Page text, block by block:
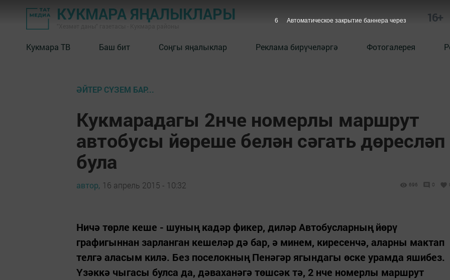
КУКМАРА ЯҢАЛЫКЛАРЫ 16+
Кукмара ТВ Баш бит Соңгы яңалыклар Реклама бирүчеләргә Фотогалерея
ӘЙТЕР СҮЗЕМ БАР...
Кукмарадагы 2нче номерлы маршрут
автобусы йөреше белән сәгать дөресләп
була
автор, 16 апрель 2015 - 10:32 696 0
Ничә төрле кеше - шуның кадәр фикер, диләр Автобусларның йөрү
графигыннан зарланган кешеләр дә бар, ә минем, киресенчә, аларны мактап
телгә аласым килә. Без поселокның Пенәгәр ягындагы өске урамда яшибез.
Үзәккә чыгасы булса да, дәваханәгә төшсәк тә, 2 нче номерлы маршрут
5 Автоматическое закрытие баннера через